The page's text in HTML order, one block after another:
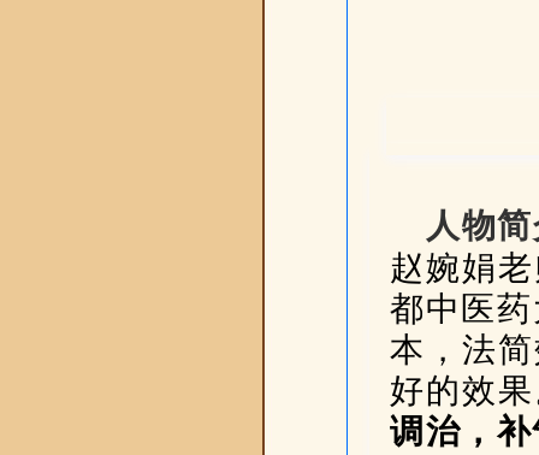
人物
赵婉娟
都中医
本，法
好的效
调治，